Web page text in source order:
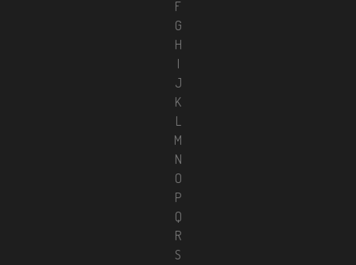
F
G
H
I
J
K
L
M
N
O
P
Q
R
S